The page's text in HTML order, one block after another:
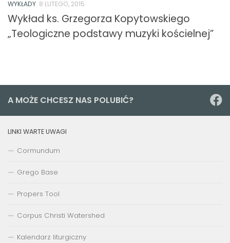
WYKŁADY 8 LUTEGO, 2015
Wykład ks. Grzegorza Kopytowskiego
„Teologiczne podstawy muzyki kościelnej”
A MOŻE CHCESZ NAS POLUBIĆ?
LINKI WARTE UWAGI
Cormundum
Grego Base
Propers Tool
Corpus Christi Watershed
Kalendarz liturgiczny